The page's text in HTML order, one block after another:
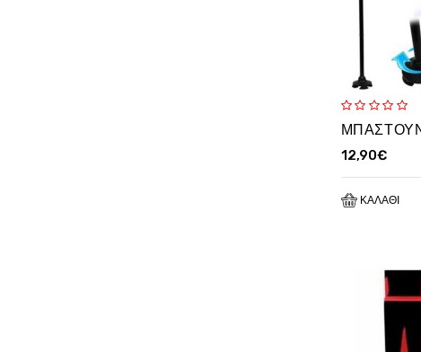
12,90€
ΚΑΛΆΘΙ